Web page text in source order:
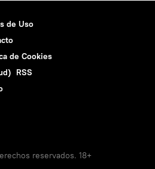
de Uso
de Cookies
RSS
reservados. 18+